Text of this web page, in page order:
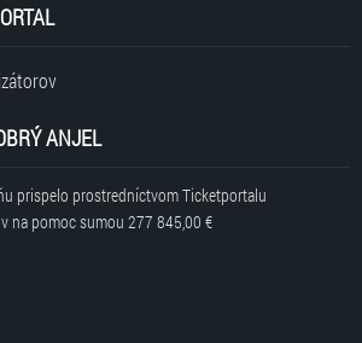
ANJEL
prispelo prostredníctvom Ticketportalu
na pomoc sumou 277 845,00 €